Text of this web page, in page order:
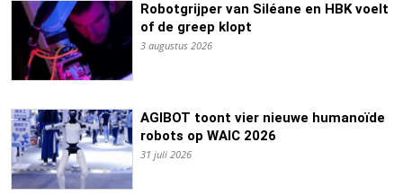
Robotgrijper van Siléane en HBK voelt
of de greep klopt
3 augustus 2026
AGIBOT toont vier nieuwe humanoïde
robots op WAIC 2026
31 juli 2026